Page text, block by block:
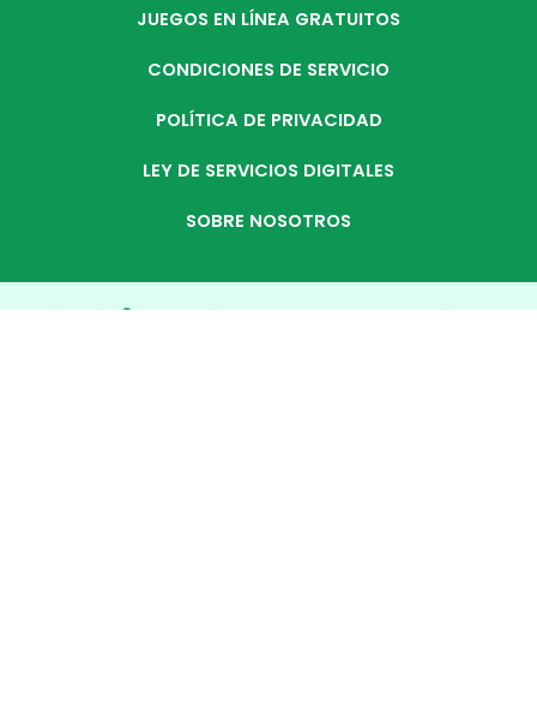
JUEGOS EN LÍNEA GRATUITOS
CONDICIONES DE SERVICIO
POLÍTICA DE PRIVACIDAD
LEY DE SERVICIOS DIGITALES
SOBRE NOSOTROS